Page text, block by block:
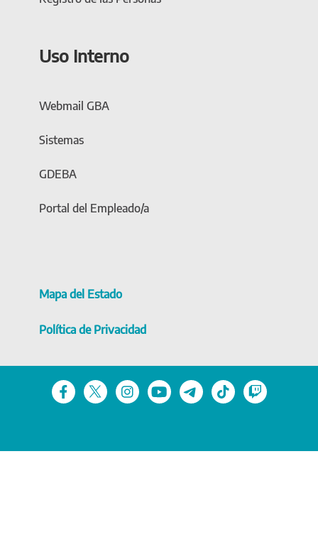
Uso Interno
Webmail GBA
Sistemas
GDEBA
Portal del Empleado/a
Mapa del Estado
Política de Privacidad